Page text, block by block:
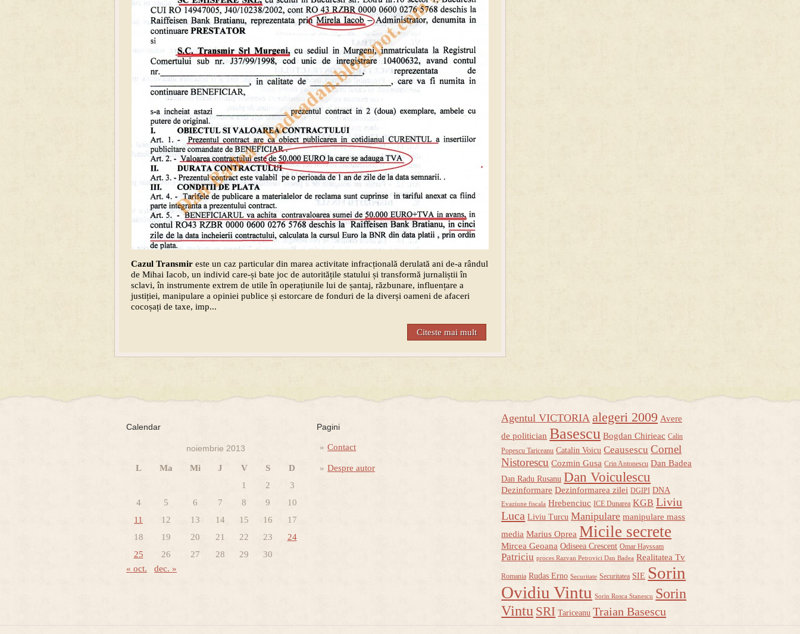
Cazul Transmir este un caz particular din marea activitate infracțională derulată ani de-a rândul
de Mihai Iacob, un individ care-și bate joc de autoritățile statului și transformă jurnaliștii în
sclavi, în instrumente extrem de utile în operațiunile lui de șantaj, răzbunare, influențare a
justiției, manipulare a opiniei publice și estorcare de fonduri de la diverși oameni de afaceri
cocoșați de taxe, imp...
Citeste mai mult
Calendar
noiembrie 2013
L Ma Mi J V S
D
1
2
3
4
5 6 7 8 9
10
11
12 13 14 15 16
17
18
19 20 21 22 23
24
25
26 27 28 29
30
« oct.
dec. »
Pagini
Contact
Despre autor
Agentul VICTORIA alegeri 2009 Avere
de politician Basescu Bogdan Chirieac Calin
Popescu Tariceanu Catalin Voicu Ceausescu Cornel
Nistorescu Cozmin Gusa Crin Antonescu Dan Badea
Dan Radu Rusanu Dan Voiculescu
Dezinformare Dezinformarea zilei DGIPI DNA
Evaziune fiscala Hrebenciuc ICE Dunarea KGB Liviu
Luca Liviu Turcu Manipulare manipulare mass
media Marius Oprea Micile secrete
Mircea Geoana Odiseea Crescent Omar Hayssam
Patriciu proces Razvan Petrovici Dan Badea Realitatea Tv
Romania Rudas Erno Securitate Securitatea SIE Sorin
Ovidiu Vintu Sorin Rosca Stanescu Sorin
Vintu SRI Tariceanu Traian Basescu